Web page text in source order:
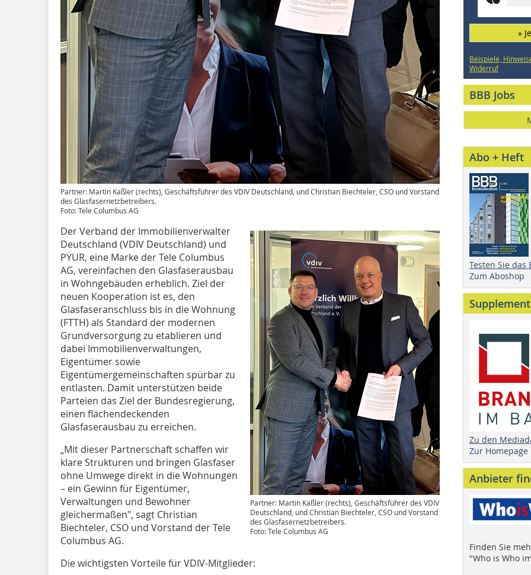
Partner: Martin Kaßler (rechts), Geschäftsführer des VDIV Deutschland, und Christian Biechteler, CSO und Vorstand
des Glasfasernetzbetreibers.
Foto: Tele Columbus AG
Partner: Martin Kaßler (rechts), Geschäftsführer des VDIV
Deutschland, und Christian Biechteler, CSO und Vorstand
des Glasfasernetzbetreibers.
Foto: Tele Columbus AG
Der Verband der Immobilienverwalter
Deutschland (VDIV Deutschland) und
PŸUR, eine Marke der Tele Columbus
AG, vereinfachen den Glasfaserausbau
in Wohngebäuden erheblich. Ziel der
neuen Kooperation ist es, den
Glasfaseranschluss bis in die Wohnung
(FTTH) als Standard der modernen
Grundversorgung zu etablieren und
dabei Immobilienverwaltungen,
Eigentümer sowie
Eigentümergemeinschaften spürbar zu
entlasten. Damit unterstützen beide
Parteien das Ziel der Bundesregierung,
einen flächendeckenden
Glasfaserausbau zu erreichen.
„Mit dieser Partnerschaft schaffen wir
klare Strukturen und bringen Glasfaser
ohne Umwege direkt in die Wohnungen
– ein Gewinn für Eigentümer,
Verwaltungen und Bewohner
gleichermaßen", sagt Christian
Biechteler, CSO und Vorstand der Tele
Columbus AG.
Die wichtigsten Vorteile für VDIV-Mitglieder:
»
Beispiele,
Widerruf
BBB Jobs
Abo + Heft
Testen Sie das
Zum Aboshop
Supplement
Zu den
Zur Homepage
Anbieter
Finden Sie
"Who is Who